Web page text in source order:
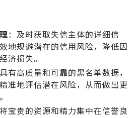
：及时获取失信主体的详细信
地规避潜在的信用风险，降低因
济损失。
有高质量和可靠的黑名单数据，
准地评估潜在风险，从而做出更
宝贵的资源和精力集中在信誉良